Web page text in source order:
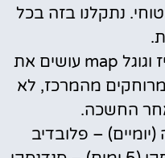
נתקלנו בזה בכל
הכבישים היו לרב טובים , וויז וגוגל map עושים את
מהמרכז, לא
החשכה.
– פלובדיב